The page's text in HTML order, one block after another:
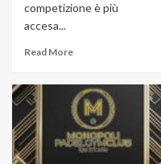
competizione è più
accesa...
Read More